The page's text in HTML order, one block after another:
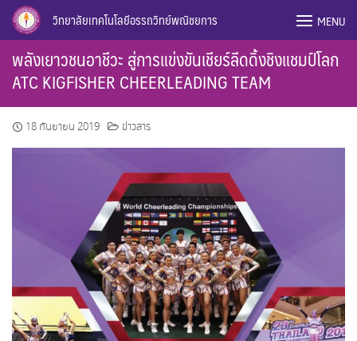
Skip
content
วิทยาลัยเทคโนโลยีอรรถวิทย์พณิชยการ MENU
พลังเยาวชนอาชีวะ สู่การแข่งขันเชียร์ลีดดิ้งชิงแชมป์โลก
ATC KIGFISHER CHEERLEADING TEAM
18 กันยายน 2019 ข่าวสาร